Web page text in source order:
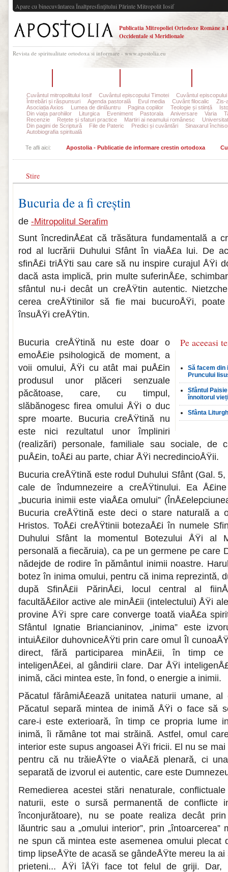
Apare cu binecuvântarea Înaltpresfinţitului Părinte Mitropolit Iosif
Publicatia Mitropoliei Ortodoxe Române a
Occidentale si Meridionale
Revista de spiritualitate ortodoxa si informare - www.apostolia.eu
Cuvântul mitropolitului Iosif Cuvântul episcopului Timotei
Cuvântul episcopului
Întrebări și răspunsuri
Agenda pastorală Evul media Cuvânt filocalic
Zis-
Asociația Axios
Lumea de dinlăuntru Pagina copiilor Teologie și stiință
Din viața parohiilor
Liturgica Eveniment Pastorala Aniversare Varia
Recenzie
Rețete și sfaturi practice Martiri ai neamului românesc
Din pagini de Scriptură
File de Pateric Predici și cuvântări
Sinaxarul
Autobiografia spirituală
Te afli aici: Apostolia - Publicatie de informare crestin ortodoxa
Stire
Bucuria de a fi creștin
de -Mitropolitul Serafim
Sunt încredinÅ£at că trăsătura fundamentală a
rod al lucrării Duhului Sfânt în viaÅ£a lui. De
sfinÅ£i triÅŸti sau care să nu inspire curajul ÅŸi
dacă asta implică, prin multe suferinÅ£e,
sfântul nu-i decât un creÅŸtin autentic.
cerea creÅŸtinilor să fie mai bucuroÅŸi,
însuÅŸi creÅŸtin.
Pe aceeasi
Să facem din
Pruncului
Sfântul
înnoitorul
Sfânta
Bucuria creÅŸtină nu este doar o
emoÅ£ie psihologică de moment, a
voii omului, ÅŸi cu atât mai puÅ£in
produsul unor plăceri senzuale
păcătoase, care, cu timpul,
slăbănogesc firea omului ÅŸi o duc
spre moarte. Bucuria creÅŸtină nu
este nici rezultatul unor împliniri
(realizări) personale, familiale sau sociale, de
puÅ£in, toÅ£i au parte, chiar ÅŸi necredincioÅŸii.
Bucuria creÅŸtină este rodul Duhului Sfânt (Gal.
cale de îndumnezeire a creÅŸtinului. Ea
„bucuria inimii este viaÅ£a omului”
Bucuria creÅŸtină este deci o stare naturală a
Hristos. ToÅ£i creÅŸtinii botezaÅ£i în numele
Duhului Sfânt la momentul Botezului ÅŸi al
personală a fiecăruia), ca pe un germene pe care
nădejde de rodire în pământul inimii noastre.
botez în inima omului, pentru că inima reprezintă,
după SfinÅ£ii PărinÅ£i, locul central al
facultăÅ£ilor active ale minÅ£ii (intelectului) ÅŸi
provine ÅŸi spre care converge toată viaÅ£a
Sfântul Ignatie Briancianinov, „inima” este
intuiÅ£ilor duhovniceÅŸti prin care omul Îl
direct, fără participarea minÅ£ii, în timp ce
inteligenÅ£ei, al gândirii clare. Dar ÅŸi
inimă, căci mintea este, în fond, o energie a inimii.
Păcatul fărâmiÅ£ează unitatea naturii umane,
Păcatul separă mintea de inimă ÅŸi o face să
care-i este exterioară, în timp ce propria lume
inimă, îi rămâne tot mai străină. Astfel, omul
interior este supus angoasei ÅŸi fricii. El nu se
pentru că nu trăieÅŸte o viaÅ£ă plenară, ci
separată de izvorul ei autentic, care este
Remedierea acestei stări nenaturale,
naturii, este o sursă permanentă de conflicte
înconjurătoare), nu se poate realiza decât prin
lăuntric sau a „omului interior”, prin
ne spun că mintea este asemenea omului plecat
timp lipseÅŸte de acasă se gândeÅŸte mereu la
prieteni... ÅŸi îÅŸi face tot felul de griji. Dar,